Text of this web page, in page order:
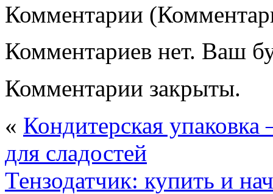
Комментарии
Комментариев нет. Ваш
Комментарии закрыты.
« Кондитерская
для сладостей
Тензодатчик: купить и